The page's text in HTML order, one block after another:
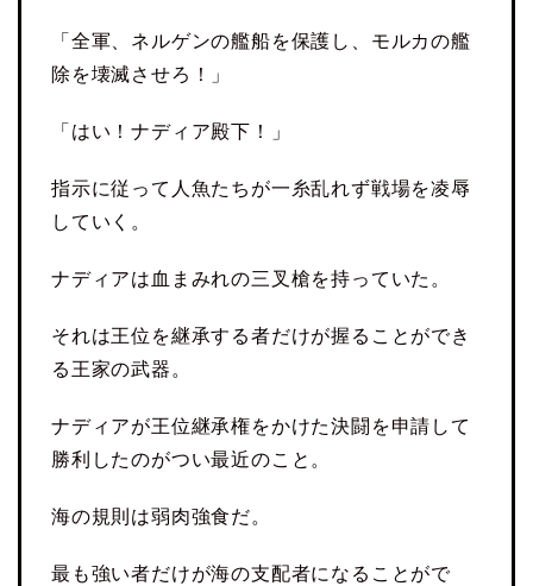
「全軍、ネルゲンの艦船を保護し、モルカの艦
除を壊滅させろ！」
「はい！ナディア殿下！」
指示に従って人魚たちが一糸乱れず戦場を凌辱
していく。
ナディアは血まみれの三叉槍を持っていた。
それは王位を継承する者だけが握ることができ
る王家の武器。
ナディアが王位継承権をかけた決闘を申請して
勝利したのがつい最近のこと。
海の規則は弱肉強食だ。
最も強い者だけが海の支配者になることがで